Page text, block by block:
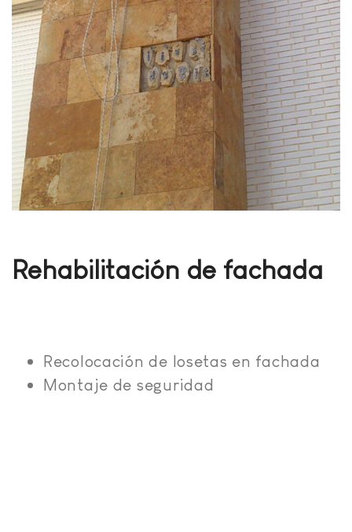
Rehabilitación de fachada
Recolocación de losetas en fachada
Montaje de seguridad